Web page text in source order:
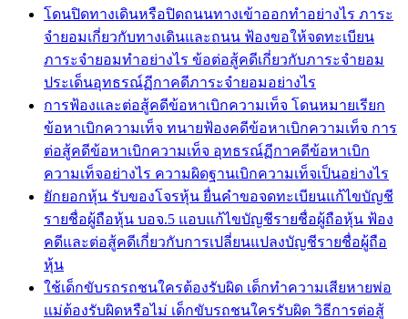
โดนปิดทางเดินหรือปิดถนนทางเข้าออกทำอย่างไร ภาระ
จำยอมเกี่ยวกับทางเดินและถนน ฟ้องขอให้จดทะเบียน
ภาระจำยอมทำอย่างไร ข้อต่อสู้คดีเกี่ยวกับภาระจำยอม
ประเด็นอุทธรณ์ฏีกาคดีภาระจำยอมอย่างไร
การฟ้องและต่อสู้คดีข้อหาเบิกความเท็จ โดนหมายเรียก
ข้อหาเบิกความเท็จ ทนายฟ้องคดีข้อหาเบิกความเท็จ การ
ต่อสู้คดีข้อหาเบิกความเท็จ อุทธรณ์ฏีกาคดีข้อหาเบิก
ความเท็จอย่างไร ความผิดฐานเบิกความเท็จเป็นอย่างไร
ยักยอกหุ้น รับของโจรหุ้น ยื่นคำขอจดทะเบียนแก้ไขบัญชี
รายชื่อผู้ถือหุ้น บอจ.5 แอบแก้ไขบัญชีรายชื่อผู้ถือหุ้น ฟ้อง
คดีและต่อสู้คดีเกี่ยวกับการเปลี่ยนแปลงบัญชีรายชื่อผู้ถือ
หุ้น
ใช้เด็กขับรถรถชนใครต้องรับผิด เด็กทำความเสียหายพ่อ
แม่ต้องรับผิดหรือไม่ เด็กขับรถชนใครรับผิด วิธีการต่อสู้